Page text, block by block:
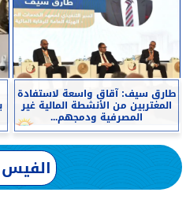
طارق سيف: آقاق واسعة لاستفادة
المغتربين من الأنشطة المالية غير
المصرفية ودمجهم...